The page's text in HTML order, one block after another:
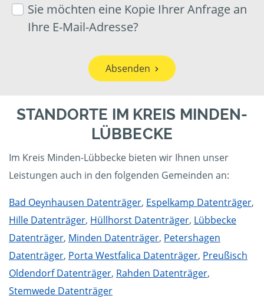
Sie möchten eine Kopie Ihrer Anfrage an
Ihre E-Mail-Adresse?
Absenden
STANDORTE IM KREIS MINDEN-
LÜBBECKE
Im Kreis Minden-Lübbecke bieten wir Ihnen unser
Leistungen auch in den folgenden Gemeinden an:
Bad Oeynhausen Datenträger, Espelkamp Datenträger,
Hille Datenträger, Hüllhorst Datenträger, Lübbecke
Datenträger, Minden Datenträger, Petershagen
Datenträger, Porta Westfalica Datenträger, Preußisch
Oldendorf Datenträger, Rahden Datenträger,
Stemwede Datenträger